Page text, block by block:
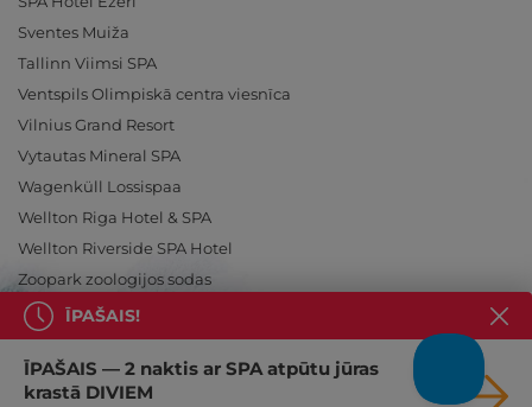
Sventes Muiža
Tallinn Viimsi SPA
Ventspils Olimpiskā centra viesnīca
Vilnius Grand Resort
Vytautas Mineral SPA
Wagenküll Lossispaa
Wellton Riga Hotel & SPA
Wellton Riverside SPA Hotel
Zoopark zoologijos sodas
ĪPAŠAIS!
ĪPAŠAIS — 2 naktis ar SPA atpūtu jūras
krastā DIVIEM